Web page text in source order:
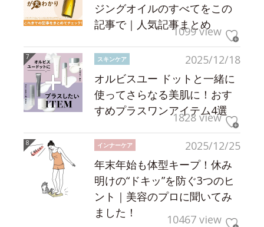
ジングオイルのすべてをこの
記事で｜人気記事まとめ
1099 view
2025/12/18
スキンケア
オルビスユー ドットと一緒に
使ってさらなる美肌に！おす
すめプラスワンアイテム4選
1828 view
2025/12/25
インナーケア
年末年始も体型キープ！休み
明けの“ドキッ”を防ぐ3つのヒ
ント｜美容のプロに聞いてみ
ました！
10467 view